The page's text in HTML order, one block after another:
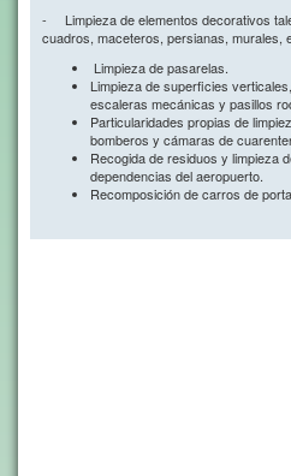
- Limpieza de elementos decorativos
cuadros, maceteros, persianas, murales,
Limpieza de pasarelas.
Limpieza de superficies
escaleras mecánicas y pasillos
Particularidades propias de
bomberos y cámaras de
Recogida de residuos y limpieza
dependencias del aeropuerto.
Recomposición de carros de